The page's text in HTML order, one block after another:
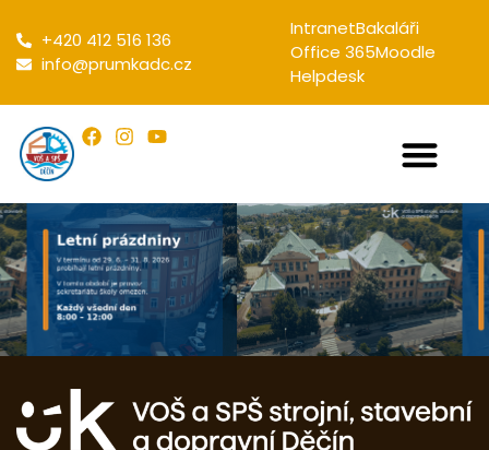
+420 412 516 136
info@prumkadc.cz
IntranetBakaláři
Office 365Moodle
Helpdesk